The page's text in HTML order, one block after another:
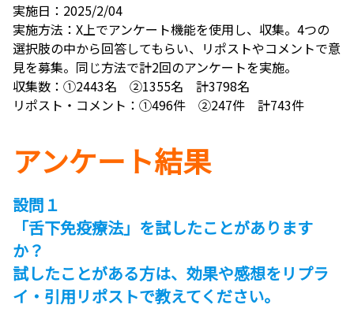
実施日：2025/2/04
実施方法：X上でアンケート機能を使用し、収集。4つの
選択肢の中から回答してもらい、リポストやコメントで意
見を募集。同じ方法で計2回のアンケートを実施。
収集数：①2443名 ②1355名 計3798名
リポスト・コメント：①496件 ②247件 計743件
アンケート結果
設問１
「舌下免疫療法」を試したことがあります
か？
試したことがある方は、効果や感想をリプラ
イ・引用リポストで教えてください。